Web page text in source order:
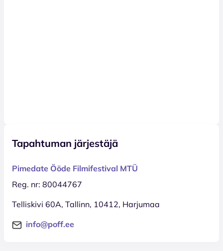
Tapahtuman järjestäjä
Pimedate Ööde Filmifestival MTÜ
Reg. nr: 80044767
Telliskivi 60A, Tallinn, 10412, Harjumaa
info@poff.ee